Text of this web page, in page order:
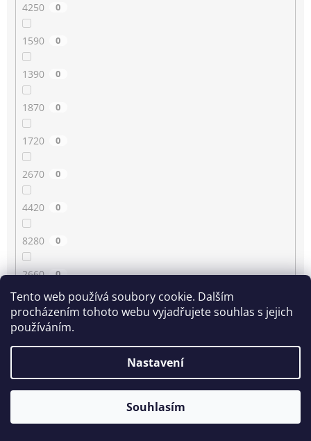
Tento web používá soubory cookie. Dalším
procházením tohoto webu vyjadřujete souhlas s jejich
používáním.
Nastavení
Souhlasím
4250 0
1590 0
1390 0
1870 0
1720 0
2670 0
4420 0
8280 0
2660 0
4430 0